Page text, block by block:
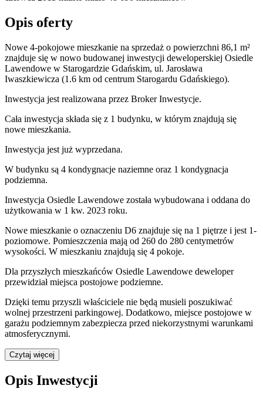
Opis oferty
Nowe 4-pokojowe mieszkanie na sprzedaż o powierzchni 86,1 m²
znajduje się w nowo budowanej inwestycji deweloperskiej Osiedle
Lawendowe w Starogardzie Gdańskim, ul. Jarosława
Iwaszkiewicza (1.6 km od centrum Starogardu Gdańskiego).
Inwestycja jest realizowana przez Broker Inwestycje.
Cała inwestycja składa się z 1 budynku, w którym znajdują się
nowe mieszkania.
Inwestycja jest już wyprzedana.
W budynku są 4 kondygnacje naziemne oraz 1 kondygnacja
podziemna.
Inwestycja Osiedle Lawendowe została wybudowana i oddana do
użytkowania w 1 kw. 2023 roku.
Nowe mieszkanie o oznaczeniu D6 znajduje się na 1 piętrze i jest 1-
poziomowe. Pomieszczenia mają od 260 do 280 centymetrów
wysokości. W mieszkaniu znajdują się 4 pokoje.
Dla przyszłych mieszkańców Osiedle Lawendowe deweloper
przewidziałmiejsca postojowe podziemne.
Dzięki temu przyszli właściciele nie będą musieli poszukiwać
wolnej przestrzeni parkingowej. Dodatkowo, miejsce postojowe w
garażu podziemnym zabezpiecza przed niekorzystnymi warunkami
atmosferycznymi.
Czytaj więcej
Opis Inwestycji